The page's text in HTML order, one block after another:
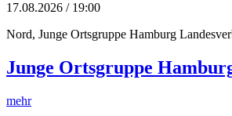
17.08.2026 / 19:00
Nord, Junge Ortsgruppe Hamburg
Junge Ortsgruppe
mehr